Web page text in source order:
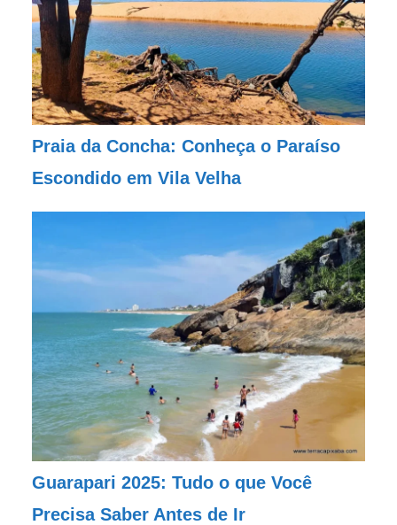
Praia da Concha: Conheça o Paraíso
Escondido em Vila Velha
Guarapari 2025: Tudo o que Você
Precisa Saber Antes de Ir